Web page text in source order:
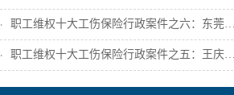
职工维权十大工伤保险行政案件之六：东莞市...
职工维权十大工伤保险行政案件之五：王庆宁...